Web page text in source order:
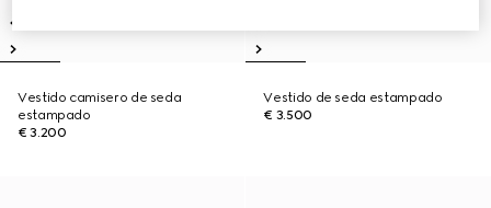
Vestido camisero de seda
estampado
€ 3.200
Vestido de seda estampado
€ 3.500